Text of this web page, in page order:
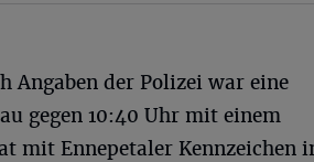
Angaben der Polizei war eine
gegen 10:40 Uhr mit einem
mit Ennepetaler Kennzeichen